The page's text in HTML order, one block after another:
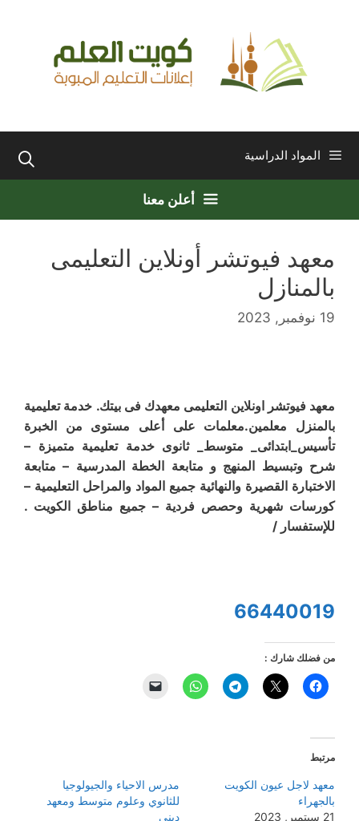
المواد الدراسية
أعلن معنا
معهد فيوتشر أونلاين التعليمى
بالمنازل
19 نوفمبر, 2023
معهد فيوتشر اونلاين التعليمى معهدك فى بيتك. خدمة تعليمية
بالمنزل معلمين.معلمات على أعلى مستوى من الخبرة
تأسيس_ابتدائى_ متوسط_ ثانوى خدمة تعليمية متميزة –
شرح وتبسيط المنهج و متابعة الخطة المدرسية – متابعة
الاختبارة القصيرة والنهائية جميع المواد والمراحل التعليمية –
كورسات شهرية وحصص فردية – جميع مناطق الكويت .
للإستفسار /
66440019
من فضلك شارك :
مرتبط
معهد لاجل عيون الكويت
بالجهراء
21 سبتمبر, 2023
مدرس الاحياء والجيولوجيا
للثانوي وعلوم متوسط ومعهد
ديني